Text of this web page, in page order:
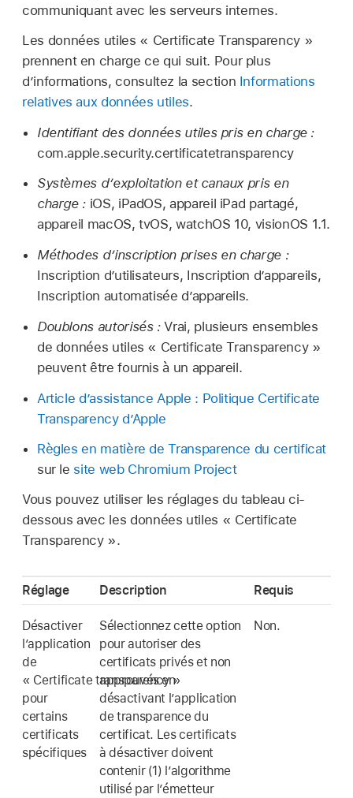
communiquant avec les serveurs internes.
Les données utiles « Certificate Transparency »
prennent en charge ce qui suit. Pour plus
d’informations, consultez la section Informations
relatives aux données utiles.
Identifiant des données utiles pris en charge :
com.apple.security.certificatetransparency
Systèmes d’exploitation et canaux pris en
charge : iOS, iPadOS, appareil iPad partagé,
appareil macOS, tvOS,watchOS 10, visionOS 1.1.
Méthodes d’inscription prises en charge :
Inscription d’utilisateurs, Inscription d’appareils,
Inscription automatisée d’appareils.
Doublons autorisés :Vrai, plusieurs ensembles
de données utiles « Certificate Transparency »
peuvent être fournis à un appareil.
Article d’assistance Apple : Politique Certificate
Transparency d’Apple
Règles en matière de Transparence du certificat
sur le site web Chromium Project
Vous pouvez utiliser les réglages du tableau ci-
dessous avec les données utiles « Certificate
Transparency ».
Réglage Description Requis
Désactiver
l’application
de
« Certificate transparency »
pour
certains
certificats
spécifiques
Sélectionnez cette option
pour autoriser des
certificats privés et non
approuvés en
désactivant l’application
de transparence du
certificat. Les certificats
à désactiver doivent
contenir (1) l’algorithme
utilisé par l’émetteur
Non.